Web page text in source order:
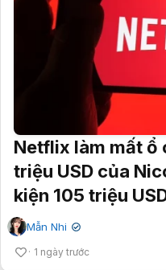
Netflix làm mất ổ
triệu USD của
kiện 105 triệu
Mẫn Nhi ✔
1 ngày trước